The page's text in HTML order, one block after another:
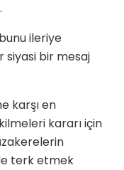
ileriye
siyasi bir mesaj
karşı en
kararı için
terk etmek